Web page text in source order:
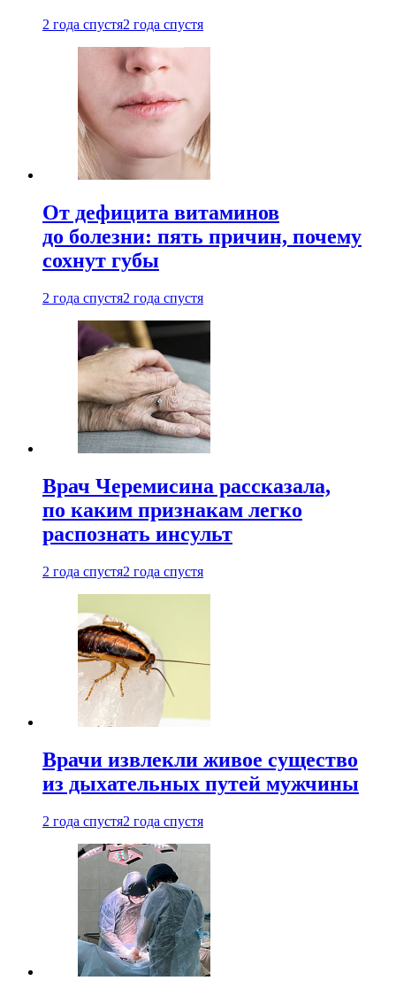
2 года спустя2 года спустя
От дефицита витаминов
до болезни: пять причин, почему
сохнут губы
2 года спустя2 года спустя
Врач Черемисина рассказала,
по каким признакам легко
распознать инсульт
2 года спустя2 года спустя
Врачи извлекли живое существо
из дыхательных путей мужчины
2 года спустя2 года спустя